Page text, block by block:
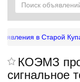
в Старой
КОЭМЗ
сигнальное